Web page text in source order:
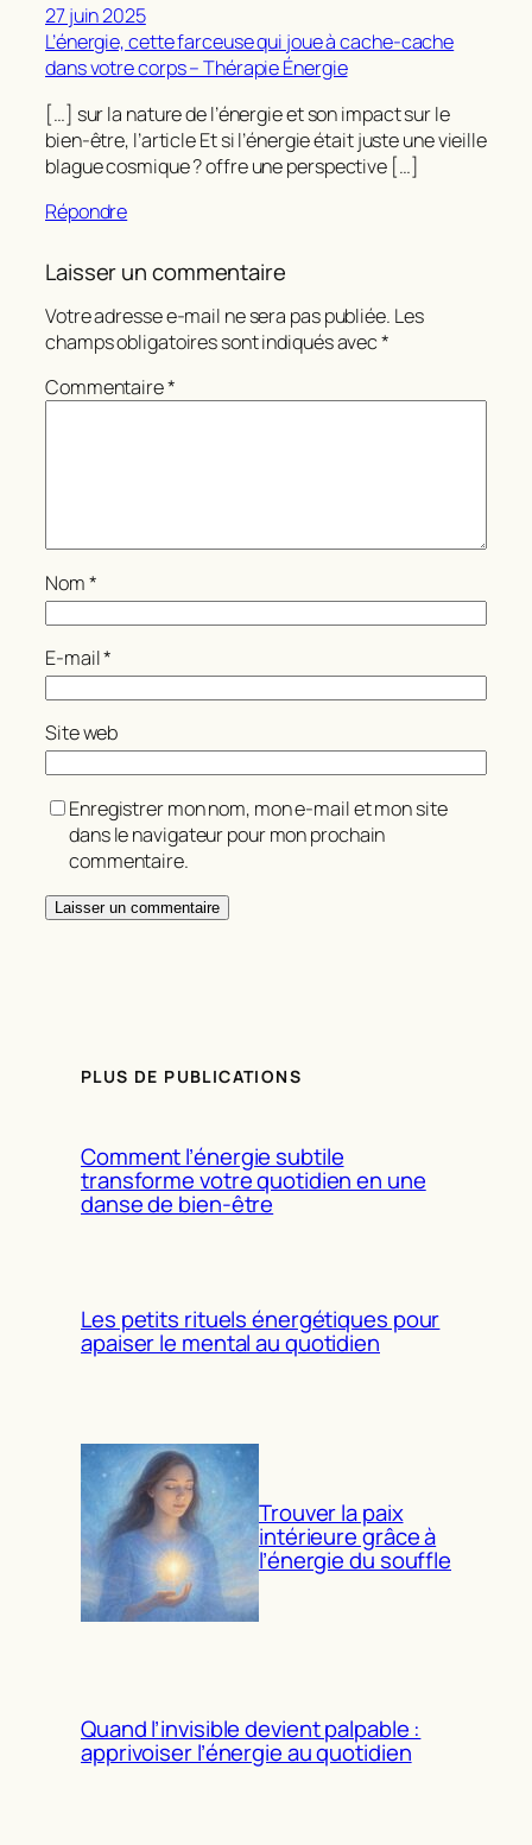
27 juin 2025
L’énergie, cette farceuse qui joue à cache-cache
dans votre corps – Thérapie Énergie
[…] sur la nature de l’énergie et son impact sur le
bien-être, l’article Et si l’énergie était juste une vieille
blague cosmique ? offre une perspective […]
Répondre
Laisser un commentaire
Votre adresse e-mail ne sera pas publiée. Les
champs obligatoires sont indiqués avec*
Commentaire*
Nom*
E-mail*
Site web
Enregistrer mon nom, mon e-mail et mon site
dans le navigateur pour mon prochain
commentaire.
PLUS DE PUBLICATIONS
Comment l’énergie subtile
transforme votre quotidien en une
danse de bien-être
Les petits rituels énergétiques pour
apaiser le mental au quotidien
Trouver la paix
intérieure grâce à
l’énergie du souffle
Quand l’invisible devient palpable :
apprivoiser l’énergie au quotidien